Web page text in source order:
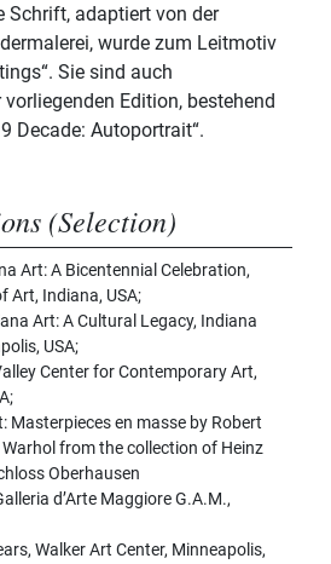
Schrift, adaptiert von der
wurde zum Leitmotiv
Sie sind auch
Edition, bestehend
Decade: Autoportrait“.
(Selection)
Art: A Bicentennial Celebration,
Art, Indiana, USA;
Art: A Cultural Legacy, Indiana
USA;
Center for Contemporary Art,
Masterpieces en masse by Robert
from the collection of Heinz
Oberhausen
d’Arte Maggiore G.A.M.,
Walker Art Center, Minneapolis,